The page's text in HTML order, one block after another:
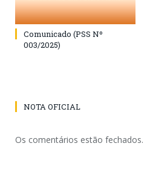
Comunicado (PSS Nº
003/2025)
NOTA OFICIAL
Os comentários estão fechados.